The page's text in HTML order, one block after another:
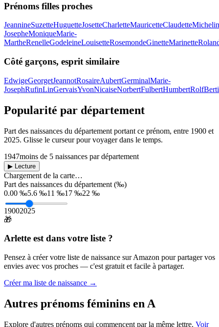
Prénoms filles proches
JeannineSuzetteHuguetteJosetteCharletteMauricetteClaudette
JosepheMoniqueMarie-
MartheRenelleGodeleineLouisetteRosemondeGinetteMarinette
Côté garçons, esprit similaire
EdwigeGeorgetJeannotRosaireAubertGerminalMarie-
JosephRufinLinGervaisYvonNicaiseNorbertFulbertHumbertRolf
Popularité par département
Part des naissances du département portant ce prénom, entre 1900 et
2025. Glisse le curseur pour voyager dans le temps.
1947moins de 5 naissances par département
▶ Lecture
Chargement de la carte…
Part des naissances du département (‰)
0.00 ‰5.6 ‰11 ‰17 ‰22 ‰
19002025
🎁
Arlette est dans votre liste ?
Pensez à créer votre liste de naissance sur Amazon pour partager vos
envies avec vos proches — c'est gratuit et facile à partager.
Créer ma liste de naissance →
Autres prénoms féminins en A
Explore d'autres prénoms qui commencent par la même lettre. Voir